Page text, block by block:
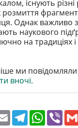
існують різні
розмиття
Однак важливо
наукового
на традиціях і
ми
вночі.
E
m
T
e
W
h
V